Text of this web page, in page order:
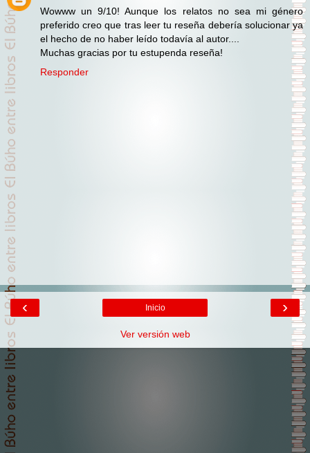
Wowww un 9/10! Aunque los relatos no sea mi género
preferido creo que tras leer tu reseña debería solucionar ya
el hecho de no haber leído todavía al autor....
Muchas gracias por tu estupenda reseña!
Responder
‹ ›
Inicio
Ver versión web